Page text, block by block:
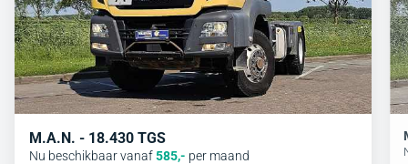
M.A.N. - 18.430 TGS
Nu beschikbaar vanaf585,- per maand